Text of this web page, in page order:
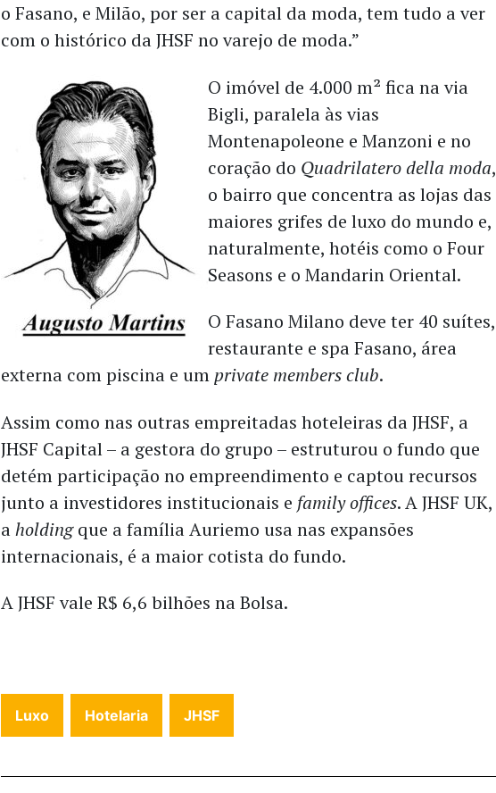
o Fasano, e Milão, por ser a capital da moda, tem tudo a ver
com o histórico da JHSF no varejo de moda.”
O imóvel de 4.000 m² fica na via
Bigli, paralela às vias
Montenapoleone e Manzoni e no
coração do Quadrilatero della moda,
o bairro que concentra as lojas das
maiores grifes de luxo do mundo e,
naturalmente, hotéis como o Four
Seasons e o Mandarin Oriental.
O Fasano Milano deve ter 40 suítes,
restaurante e spa Fasano, área
externa com piscina e um private members club.
Assim como nas outras empreitadas hoteleiras da JHSF, a
JHSF Capital – a gestora do grupo – estruturou o fundo que
detém participação no empreendimento e captou recursos
junto a investidores institucionais e family offices. A JHSF UK,
aholdingque a família Auriemo usa nas expansões
internacionais, é a maior cotista do fundo.
A JHSF vale R$ 6,6 bilhões na Bolsa.
Luxo Hotelaria JHSF